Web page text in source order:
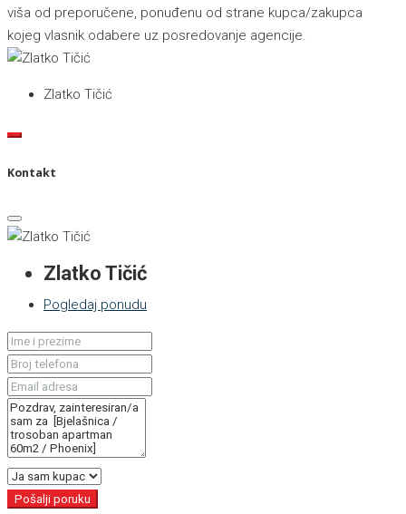
viša od preporučene, ponuđenu od strane kupca/zakupca
kojeg vlasnik odabere uz posredovanje agencije.
Zlatko Tičić
Kontakt
Zlatko Tičić
Pogledaj ponudu
Pošalji poruku